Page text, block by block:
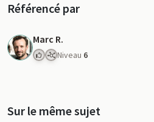
Référencé par
Marc R.
Niveau 6
Sur le même sujet